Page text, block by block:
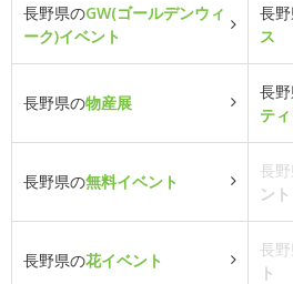
長野県のGW(ゴールデンウィ
ーク)イベント
長
ス
長野県の物産展
長
テ
長野県の無料イベント
長
ント
長野県の花イベント
長
ト